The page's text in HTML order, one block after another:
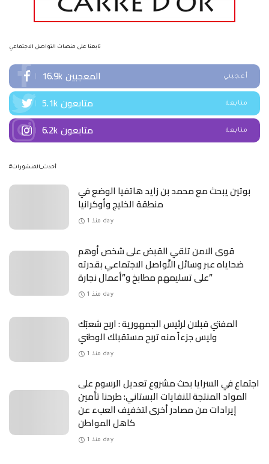
تابعنا على منصات التواصل الاجتماعي
16.9kالمعجبين أعجبني
5.1kمتابعون متابعة
6.2kمتابعون متابعة
#أحدث_المنشورات
بوتين يبحث مع محمد بن زايد هاتفيا الوضع في
منطقة الخليج وأوكرانيا
منذ 1 day
قوى الامن تلقي القبض على شخص أوهم
ضحاياه عبر وسائل التّواصل الاجتماعي بقدرته
على تسليمهم مطابخ و”أعمال نجارة”
منذ 1 day
المفتي قبلان لرئيس الجمهورية : اربح شعبَك
وليس جزءاً منه تربح مستقبلك الوطني
منذ 1 day
اجتماع في السرايا بحث مشروع تعديل الرسوم على
المواد المنتجة للنفايات البستاني: طرحنا تأمين
إيرادات من مصادر أخرى لتخفيف العبء عن
كاهل المواطن
منذ 1 day